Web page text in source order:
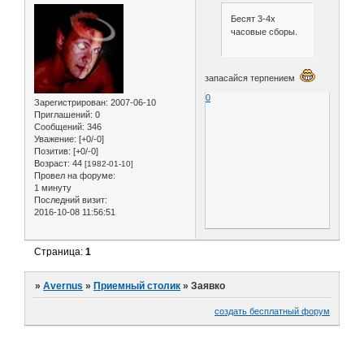
Зарегистрирован: 2007-06-10
Приглашений: 0
Сообщений: 346
Уважение: [+0/-0]
Позитив: [+0/-0]
Возраст: 44 [1982-01-10]
Провел на форуме:
1 минуту
Последний визит:
2016-10-08 11:56:51
Бесят 3-4х
часовые сборы.
запасайся терпением
0
Страница:1
»Avernus »Приемный столик »Заявко
создать бесплатный форум